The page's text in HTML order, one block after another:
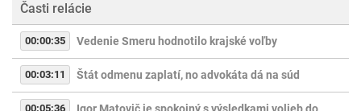
Časti relácie
00:00:35 Vedenie Smeru hodnotilo krajské voľby
00:03:11 Štát odmenu zaplatí, no advokáta dá na súd
00:05:36